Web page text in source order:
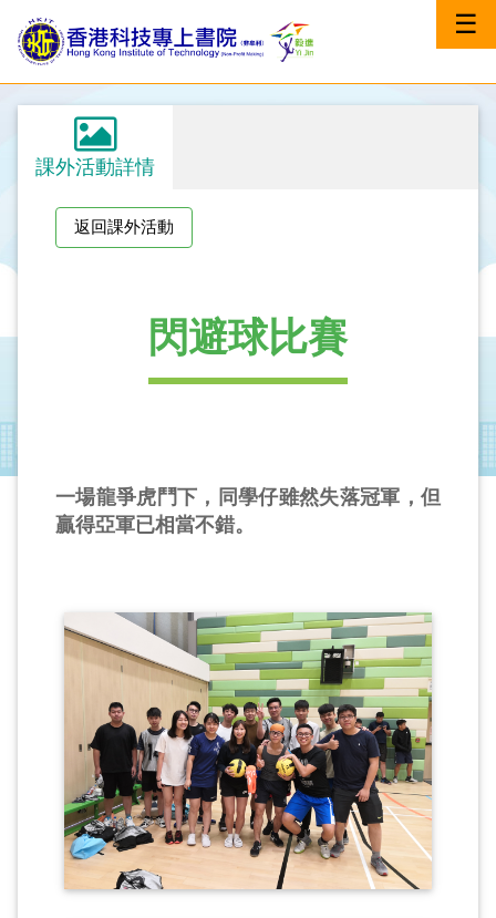
☰
課外活動詳情
返回課外活動
閃避球比賽
一場龍爭虎鬥下，同學仔雖然失落冠軍，但
贏得亞軍已相當不錯。